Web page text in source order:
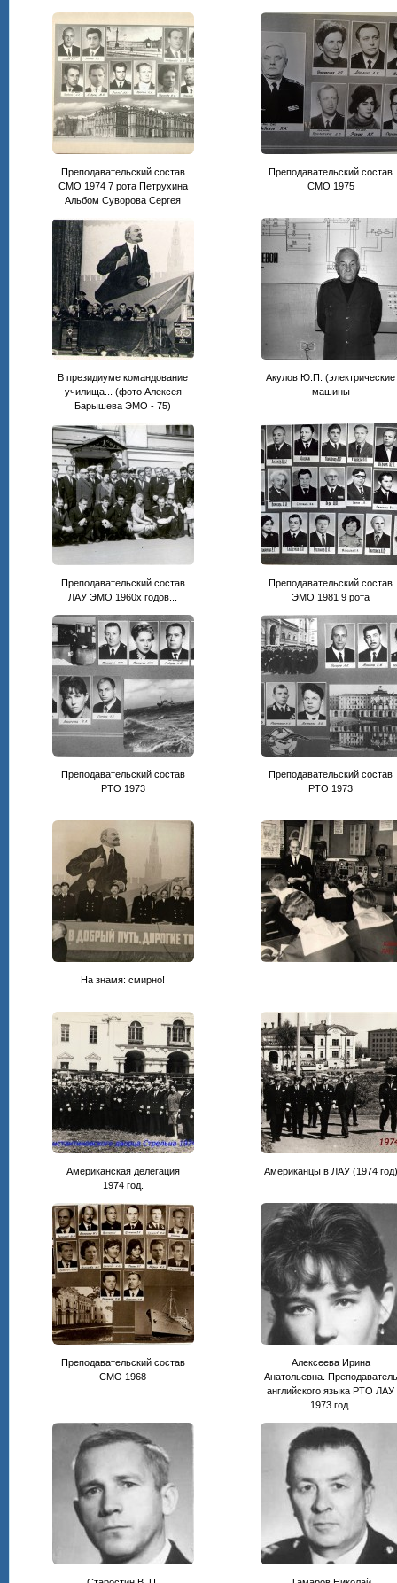
Преподавательский состав
СМО 1974 7 рота Петрухина
Альбом Суворова Сергея
Преподавательский состав
CМО 1975
В президиуме командование
училища... (фото Алексея
Барышева ЭМО - 75)
Акулов Ю.П. (электрические
машины
Преподавательский состав
ЛАУ ЭМО 1960х годов...
Преподавательский состав
ЭМО 1981 9 рота
Преподавательский состав
РТО 1973
Преподавательский состав
РТО 1973
На знамя: смирно!
Американская делегация
1974 год.
Американцы в ЛАУ (1974 год)
Преподавательский состав
СМО 1968
Алексеева Ирина
Анатольевна. Преподаватель
английского языка РТО ЛАУ
1973 год.